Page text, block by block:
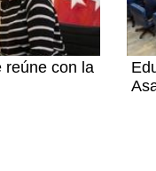
reúne con la